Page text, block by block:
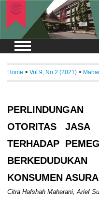
Home > Vol 9, No 2 (2021) >
OTORITAS JASA
TERHADAP
KONSUMEN
Citra Hafshah Maharani, Arief